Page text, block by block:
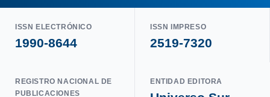
ISSN ELECTRÓNICO
1990-8644
ISSN IMPRESO
2519-7320
REGISTRO NACIONAL DE
PUBLICACIONES
ENTIDAD EDITORA